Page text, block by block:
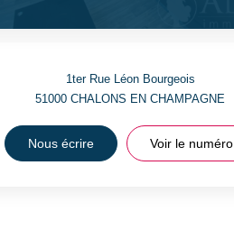
1ter Rue Léon Bourgeois
51000CHALONS EN CHAMPAGNE
Nous écrire Voir le numéro